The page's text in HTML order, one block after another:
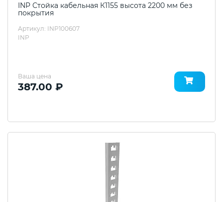
INP Стойка кабельная К1155 высота 2200 мм без
покрытия
Артикул: INP100607
INP
Ваша цена
387.00 ₽